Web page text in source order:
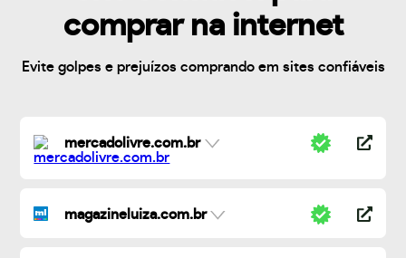
comprar na internet
Evite golpes e prejuízos comprando em sites confiáveis
mercadolivre.com.br
magazineluiza.com.br